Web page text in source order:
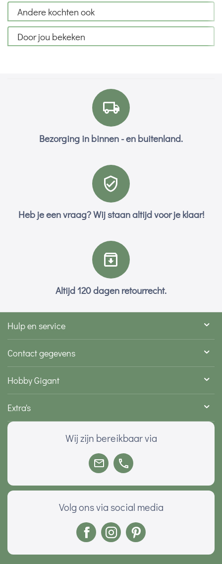
Andere kochten ook
Door jou bekeken
Bezorging in binnen - en buitenland.
Heb je een vraag? Wij staan altijd voor je klaar!
Altijd 120 dagen retourrecht.
Hulp en service
Contact gegevens
Hobby Gigant
Extra's
Wij zijn bereikbaar via
Volg ons via social media